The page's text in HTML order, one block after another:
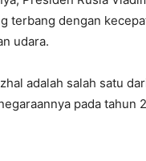
terbang dengan
udara.
adalah salah satu
pada tahun